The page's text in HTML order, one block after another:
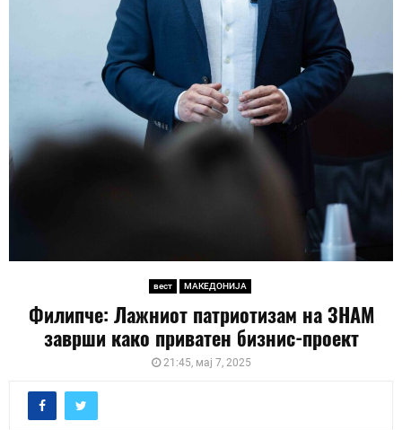
вест МАКЕДОНИЈА
Филипче: Лажниот патриотизам на ЗНАМ
заврши како приватен бизнис-проект
21:45, мај 7, 2025